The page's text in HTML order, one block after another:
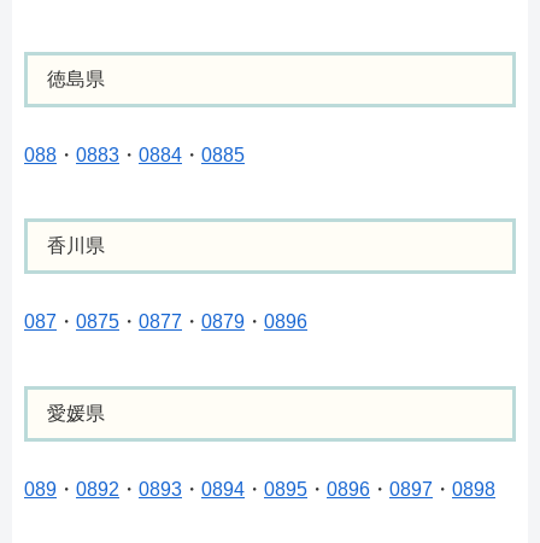
徳島県
088 ・ 0883 ・ 0884 ・ 0885
香川県
087 ・ 0875 ・ 0877 ・ 0879 ・ 0896
愛媛県
089 ・ 0892 ・ 0893 ・ 0894 ・ 0895 ・ 0896 ・ 0897 ・ 0898